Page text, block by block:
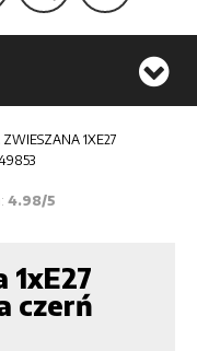
1XE27
4.98/5
1xE27
czerń